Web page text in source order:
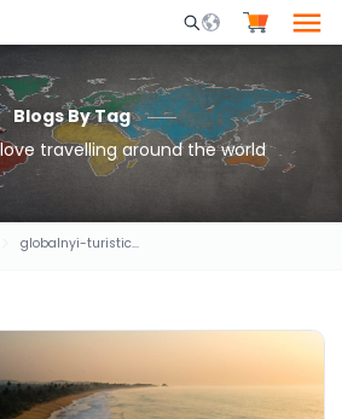
Mobile Search
Blogs By Tag
travelling around the world
globalnyi-turisticeskii-brend